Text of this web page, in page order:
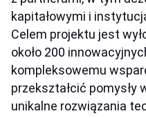
kapitałowymi i
Celem projektu jest
około 200
kompleksowemu
przekształcić pomysły
unikalne rozwiązania